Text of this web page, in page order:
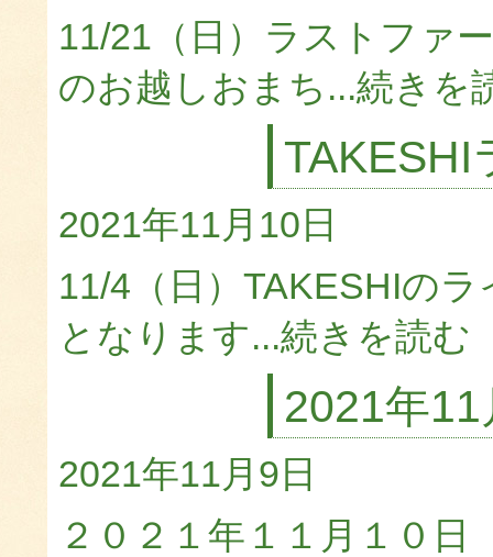
11/21（日）ラストファ
のお越しおまち...続きを
TAKESHI
2021年11月10日
11/4（日）TAKESHIの
となります...続きを読む
2021年
2021年11月9日
２０２１年１１月１０